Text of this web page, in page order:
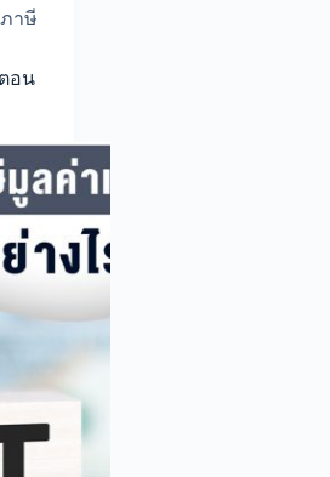
ภาษี
อน